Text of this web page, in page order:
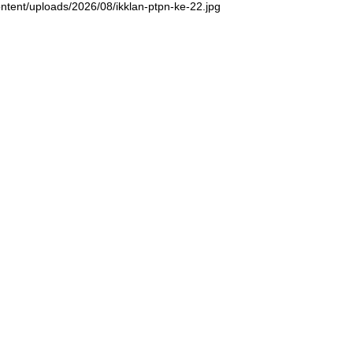
uploads/2026/08/ikklan-ptpn-ke-22.jpg